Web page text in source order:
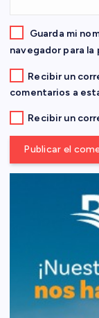
a
d
a
s
Guarda mi
navegador para
Recibir un
comentarios a
Recibir un